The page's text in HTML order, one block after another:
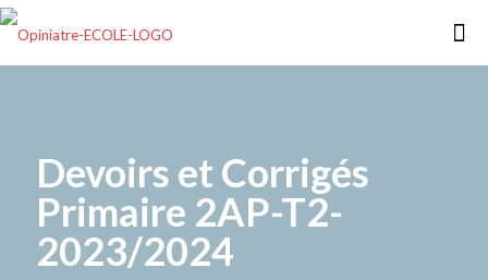
Devoirs et Corrigés
Primaire 2AP-T2-
2023/2024